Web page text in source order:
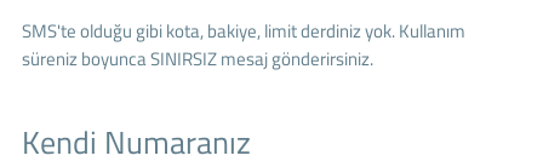
SMS'te olduğu gibi kota, bakiye, limit derdiniz yok. Kullanım
süreniz boyunca SINIRSIZ mesaj gönderirsiniz.
Kendi Numaranız